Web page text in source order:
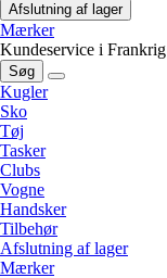
Afslutning af lager
Mærker
Kundeservice i Frankrig
Søg
Kugler
Sko
Tøj
Tasker
Clubs
Vogne
Handsker
Tilbehør
Afslutning af lager
Mærker